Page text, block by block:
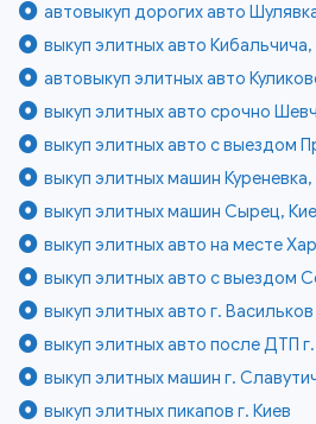
автовыкуп дорогих авто
выкуп элитных авто Кибальчича,
автовыкуп элитных авто
выкуп элитных авто срочно
выкуп элитных авто с выездом
выкуп элитных машин Куреневка,
выкуп элитных машин Сырец,
выкуп элитных авто на месте
выкуп элитных авто с выездом
выкуп элитных авто г. Васильков
выкуп элитных авто после ДТП
выкуп элитных машин г.
выкуп элитных пикапов г. Киев